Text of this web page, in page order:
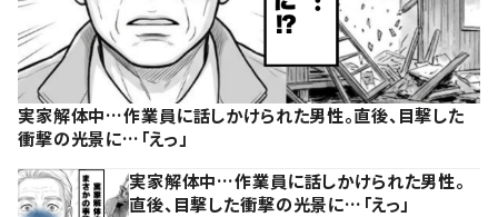
実家解体中…作業員に話しかけられた男性。直後、目撃した
衝撃の光景に…「えっ」
実家解体中…作業員に話しかけられた男性。
直後、目撃した衝撃の光景に…「えっ」